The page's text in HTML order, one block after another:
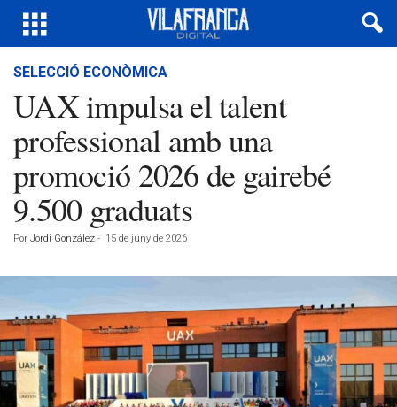
SELECCIÓ ECONÒMICA
UAX impulsa el talent
professional amb una
promoció 2026 de gairebé
9.500 graduats
Por Jordi González - 15 de juny de 2026